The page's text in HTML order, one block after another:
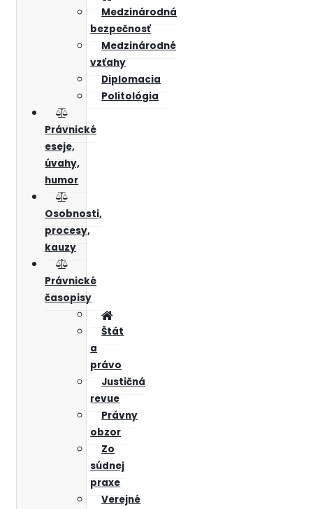
Medzinárodná
bezpečnosť
Medzinárodné
vzťahy
Diplomacia
Politológia
Právnické
eseje,
úvahy,
humor
Osobnosti,
procesy,
kauzy
Právnické
časopisy
Štát
a
právo
Justičná
revue
Právny
obzor
Zo
súdnej
praxe
Verejné